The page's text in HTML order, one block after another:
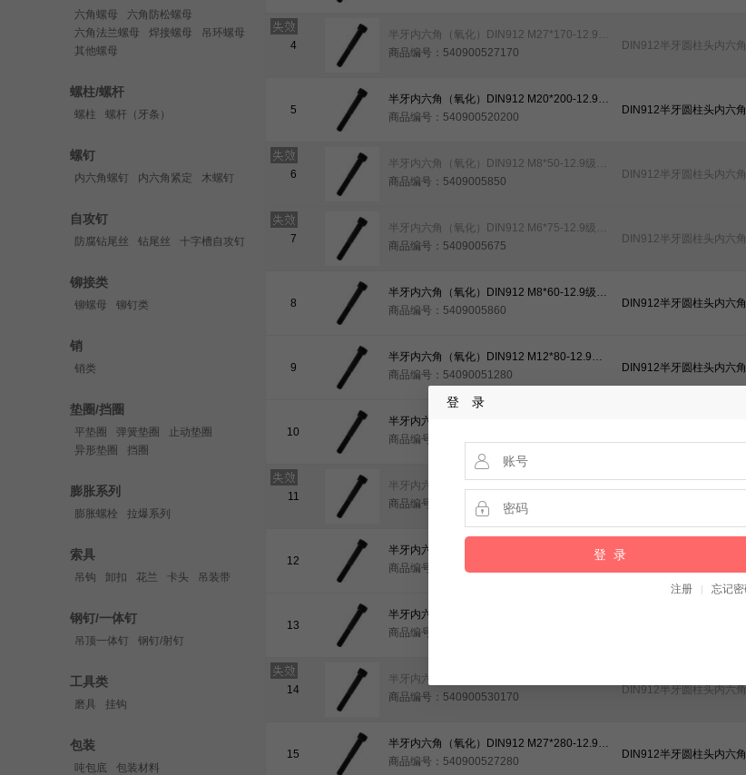
登 录
六角螺母
六角防松螺母
六角法兰螺母
焊接螺母
吊环螺母
其他螺母
螺柱/螺杆
螺柱 螺杆（牙条）
螺钉
内六角螺钉 内六角紧定 木螺钉
自攻钉
防腐钻尾丝 钻尾丝 十字槽自攻钉
铆接类
铆螺母 铆钉类
销
销类
垫圈/挡圈
平垫圈 弹簧垫圈
止动垫圈
异形垫圈
挡圈
膨胀系列
膨胀螺栓 拉爆系列
索具
吊钩 卸扣 花兰 卡头 吊装带
钢钉/一体钉
吊顶一体钉 钢钉/射钉
工具类
磨具 挂钩
包装
吨包底 包装材料
4
半牙内六角（氧化）DIN912 M27*170-12.9级（35crmo）（元亨）
商品编号：540900527170
DIN912半牙圆柱头内六角
5
半牙内六角（氧化）DIN912 M20*200-12.9级（35crmo）（元亨）
商品编号：540900520200
DIN912半牙圆柱头内六角
6
半牙内六角（氧化）DIN912 M8*50-12.9级（40cr）（元亨）
商品编号：5409005850
DIN912半牙圆柱头内六角
7
半牙内六角（氧化）DIN912 M6*75-12.9级（40cr）（元亨）
商品编号：5409005675
DIN912半牙圆柱头内六角
8
半牙内六角（氧化）DIN912 M8*60-12.9级（40cr）（元亨）
商品编号：5409005860
DIN912半牙圆柱头内六角
9
半牙内六角（氧化）DIN912 M12*80-12.9级（40cr）（元亨）
商品编号：54090051280
DIN912半牙圆柱头内六角
10
商品编号：540900518130
11
商品编号：54090053090
12
半牙内六角（氧化）DIN912 M36*120-12.9级（35crmo）（元亨）
商品编号：540900536120
DIN912半牙圆柱头内六角
13
商品编号：540900536100
14
商品编号：540900530170
DIN912半牙圆柱头内六角
15
半牙内六角（氧化）DIN912 M27*280-12.9级（35crmo）（元亨）
商品编号：540900527280
DIN912半牙圆柱头内六角